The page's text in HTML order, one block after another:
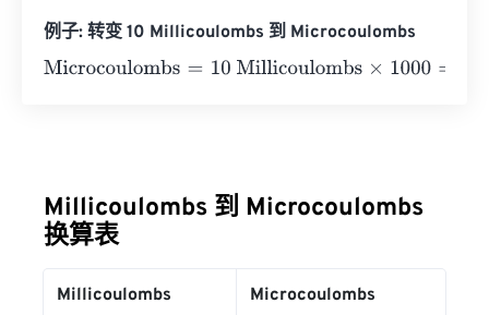
例子: 转变 10 Millicoulombs 到 Microcoulombs
Microcoulombs=10 Millicoulombs×1000= 10000
Millicoulombs 到 Microcoulombs
换算表
Millicoulombs Microcoulombs